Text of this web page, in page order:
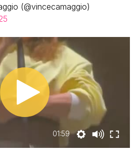
(@vincecamaggio)
01:59